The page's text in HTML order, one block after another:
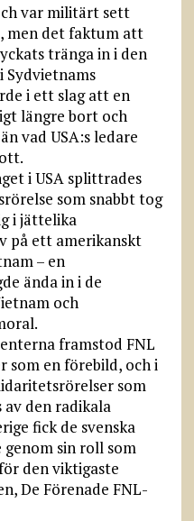
var militärt sett
men det faktum att
tränga in i den
Sydvietnams
i ett slag att en
längre bort och
vad USA:s ledare
i USA splittrades
som snabbt tog
i jättelika
på ett amerikanskt
– en
ända in i de
och
framstod FNL
som en förebild, och i
som
den radikala
fick de svenska
sin roll som
den viktigaste
De Förenade FNL-